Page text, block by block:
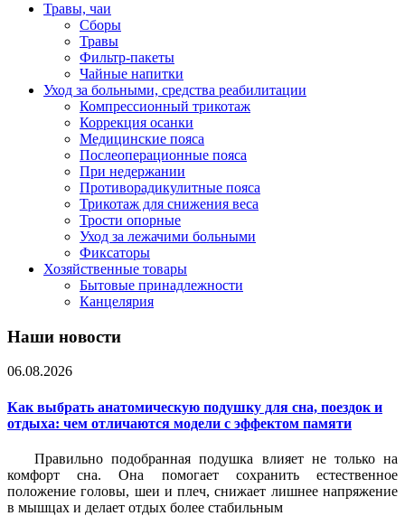
Травы, чаи
Сборы
Травы
Фильтр-пакеты
Чайные напитки
Уход за больными, средства реабилитации
Компрессионный трикотаж
Коррекция осанки
Медицинские пояса
Послеоперационные пояса
При недержании
Противорадикулитные пояса
Трикотаж для снижения веса
Трости опорные
Уход за лежачими больными
Фиксаторы
Хозяйственные товары
Бытовые принадлежности
Канцелярия
Наши новости
06.08.2026
Как выбрать анатомическую подушку для сна, поездок и
отдыха: чем отличаются модели с эффектом памяти
Правильно подобранная подушка влияет не только на
комфорт сна. Она помогает сохранить естественное
положение головы, шеи и плеч, снижает лишнее напряжение
в мышцах и делает отдых более стабильным